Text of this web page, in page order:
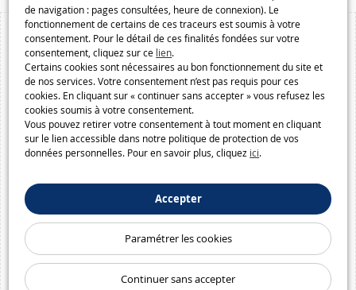
de navigation : pages consultées, heure de connexion). Le
fonctionnement de certains de ces traceurs est soumis à votre
consentement. Pour le détail de ces finalités fondées sur votre
consentement, cliquez sur ce lien.
Certains cookies sont nécessaires au bon fonctionnement du site et
de nos services. Votre consentement n’est pas requis pour ces
cookies. En cliquant sur « continuer sans accepter » vous refusez les
cookies soumis à votre consentement.
Vous pouvez retirer votre consentement à tout moment en cliquant
sur le lien accessible dans notre politique de protection de vos
données personnelles. Pour en savoir plus, cliquez ici.
Accepter
Paramétrer les cookies
Continuer sans accepter